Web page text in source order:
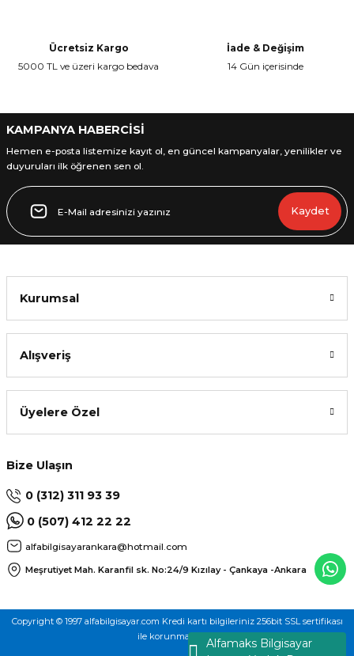
Alfamaks Bilgisayar
Gönder
Ücretsiz Kargo
5000 TL ve üzeri kargo bedava
İade & Değişim
14 Gün içerisinde
KAMPANYA HABERCİSİ
Hemen e-posta listemize kayıt ol, en güncel kampanyalar, yenilikler ve
duyuruları ilk öğrenen sen ol.
Kaydet
Kurumsal
Alışveriş
Üyelere Özel
Bize Ulaşın
0 (312) 311 93 39
0 (507) 412 22 22
alfabilgisayarankara@hotmail.com
Meşrutiyet Mah. Karanfil sk. No:24/9 Kızılay - Çankaya -Ankara
Copyright © 1997 alfabilgisayar.com Kredi kartı bilgileriniz 256bit SSL sertifikası
ile korunmaktadır.